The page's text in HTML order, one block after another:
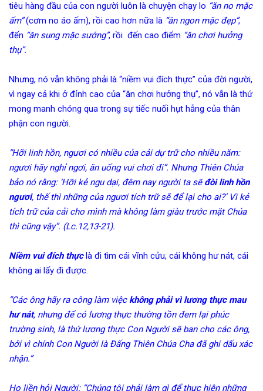
tiêu hàng đầu của con người luôn là chuyện chạy lo “ăn no mặc
ấm”(cơm no áo ấm), rồi cao hơn nữa là “ăn ngon mặc đẹp”,
đến “ăn sung mặc sướng”, rồi đến cao điểm “ăn chơi hưởng
thụ”.
Nhưng, nó vẫn không phải là “niềm vui đích thực” của đời người,
vì ngay cả khi ở đỉnh cao của “ăn chơi hưởng thụ”, nó vẫn là thứ
mong manh chóng qua trong sự tiếc nuối hụt hẫng của thân
phận con người.
“Hỡi linh hồn, ngươi có nhiều của cải dự trữ cho nhiều năm:
ngươi hãy nghỉ ngơi, ăn uống vui chơi đi”. Nhưng Thiên Chúa
bảo nó rằng: ‘Hỡi kẻ ngu dại, đêm nay người ta sẽđòi linh hồn
ngươi, thế thì những của ngươi tích trữ sẽ để lại cho ai?’ Vì kẻ
tích trữ của cải cho mình mà không làm giàu trước mặt Chúa
thì cũng vậy”. (Lc.12,13-21).
Niềm vui đích thựclà đi tìm cái vĩnh cửu, cái không hư nát, cái
không ai lấy đi được.
“Các ông hãy ra công làm việc không phải vì lương thực mau
hư nát, nhưng để có lương thực thường tồn đem lại phúc
trường sinh, là thứ lương thực Con Người sẽ ban cho các ông,
bởi vì chính Con Người là Đấng Thiên Chúa Cha đã ghi dấu xác
nhận.”
Họ liền hỏi Người: “Chúng tôi phải làm gì để thực hiện những